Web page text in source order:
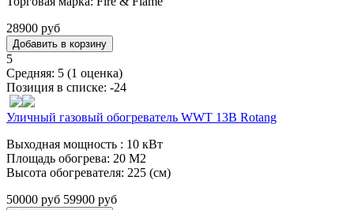
28900 руб
5
Средняя: 5 (1 оценка)
Позиция в списке: -24
Уличный газовый обогреватель WWT 13B Rotang
Выходная мощность : 10 кВт
Площадь обогрева: 20 М2
Высота обогревателя: 225 (см)
50000 руб 59900 руб